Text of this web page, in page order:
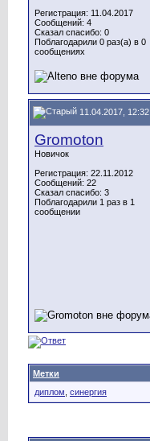
Регистрация: 11.04.2017
Сообщений: 4
Сказал спасибо: 0
Поблагодарили 0 раз(а) в 0
сообщениях
11.04.2017, 12:32
Gromoton
Новичок
Регистрация: 22.11.2012
Сообщений: 22
Сказал спасибо: 3
Поблагодарили 1 раз в 1
сообщении
Метки
диплом синергия